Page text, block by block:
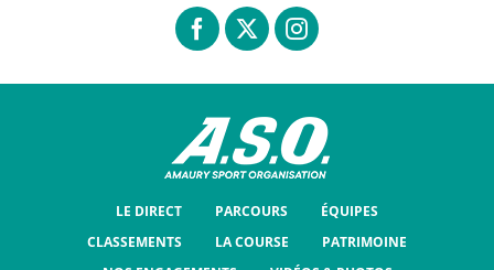
LE DIRECT PARCOURS
ÉQUIPES
CLASSEMENTS
LA COURSE
PATRIMOINE